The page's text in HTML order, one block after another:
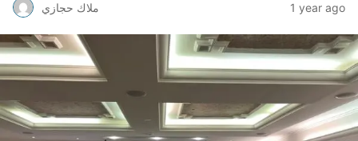
ملاك حجازي 1 year ago